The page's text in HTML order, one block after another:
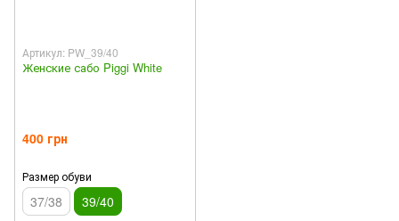
Артикул: PW_39/40
Женские сабо Piggi White
400 грн
Размер обуви
37/38 39/40